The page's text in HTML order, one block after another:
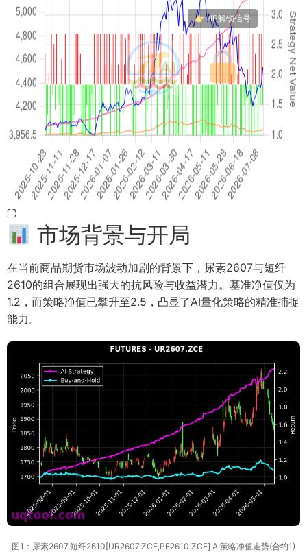
⛶
市场背景与开局
在当前商品期货市场波动加剧的背景下，尿素2607与短纤
2610的组合展现出强大的抗风险与收益潜力。基准净值仅为
1.2，而策略净值已攀升至2.5，凸显了AI量化策略的精准捕捉
能力。
图1：尿素2607,短纤2610[UR2607.ZCE,PF2610.ZCE] AI策略净值走势(合约1)